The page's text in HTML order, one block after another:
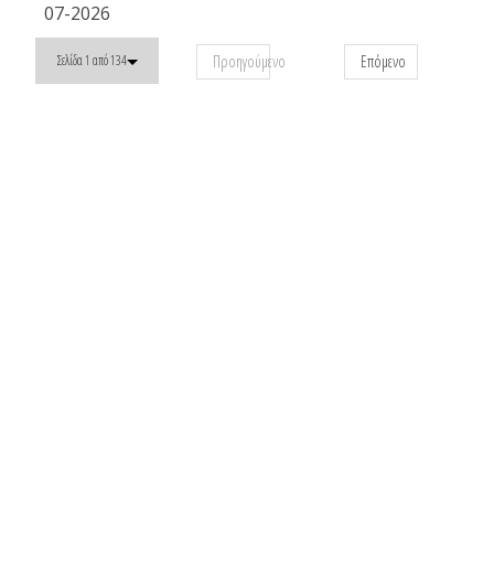
07-2026
Σελίδα 1 από 134 Προηγούμενο Επόμενο